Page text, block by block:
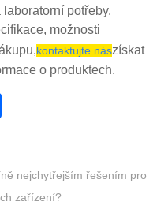
potřeby.
možnosti
kontaktujte nászískat
o produktech.
nejchytřejším řešením pro
zařízení?